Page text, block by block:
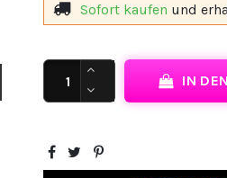
Sofort kaufen und
IN